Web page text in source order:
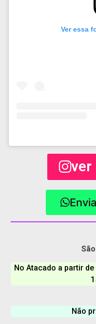
Ver essa
ver
No Atacado a partir
Não